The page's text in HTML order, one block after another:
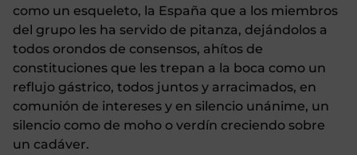
como un esqueleto, la España que a los miembros
del grupo les ha servido de pitanza, dejándolos a
todos orondos de consensos, ahítos de
constituciones que les trepan a la boca como un
reflujo gástrico, todos juntos y arracimados, en
comunión de intereses y en silencio unánime, un
silencio como de moho o verdín creciendo sobre
un cadáver.